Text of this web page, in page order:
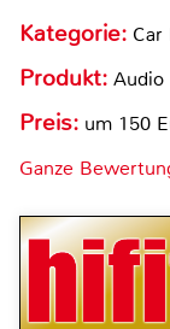
Kategorie:
Produkt: Audio
Preis: um 150
Ganze